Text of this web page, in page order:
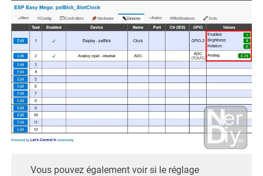
Vous pouvez également voir si le réglage